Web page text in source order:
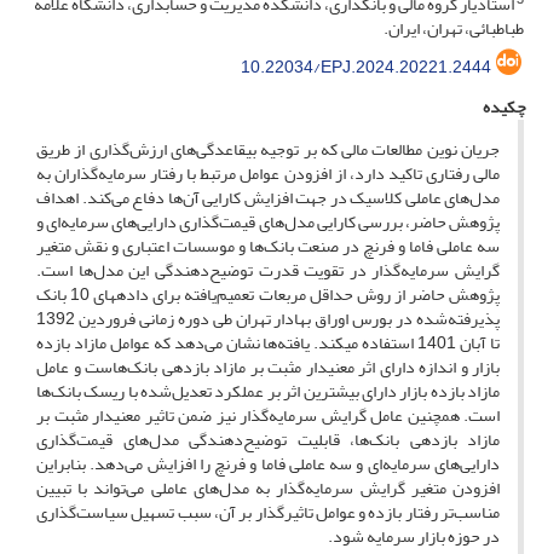
طباطبائی، تهران، ایران.
10.22034/EPJ.2024.20221.2444
چکیده
جریان نوین مطالعات مالی که بر توجیه بی‏قاعدگی‌های ارزش‌گذاری از طریق
مالی رفتاری تاکید دارد، از افزودن عوامل مرتبط با رفتار سرمایه‌گذاران به
مدل‌های عاملی کلاسیک در جهت افزایش کارایی آن‌ها دفاع می‌کند. اهداف
پژوهش حاضر، بررسی کارایی مدل‌های قیمت‌گذاری دارایی‌های سرمایه‌ای و
سه عاملی فاما و فرنچ در صنعت بانک‌ها و موسسات اعتباری و نقش متغیر
گرایش سرمایه‌گذار در تقویت قدرت توضیح‌دهندگی این مدل‌ها است.
پژوهش حاضر از روش حداقل مربعات تعمیم‌یافته برای داده‏های 10 بانک
پذیرفته‌شده در بورس اوراق بهادار تهران طی دوره زمانی فروردین 1392
تا آبان 1401 استفاده می‏کند. یافته‌ها نشان می‌دهد که عوامل مازاد بازده
بازار و اندازه دارای اثر معنی‏دار مثبت بر مازاد بازدهی بانک‌هاست و عامل
مازاد بازده بازار دارای بیشترین اثر بر عملکرد تعدیل‌شده با ریسک بانک‌ها
است. همچنین عامل گرایش سرمایه‌گذار نیز ضمن تاثیر معنی‏دار مثبت بر
مازاد بازدهی بانک‌ها، قابلیت توضیح‌دهندگی مدل‌های قیمت‌گذاری
دارایی‌های سرمایه‌ای و سه عاملی فاما و فرنچ را افزایش می‌دهد. بنابراین
افزودن متغیر گرایش سرمایه‌گذار به مدل‌های عاملی می‌تواند با تبیین
مناسب‌تر رفتار بازده و عوامل تاثیرگذار بر آن، سبب تسهیل سیاست‌گذاری‌
در حوزه بازار سرمایه شود.